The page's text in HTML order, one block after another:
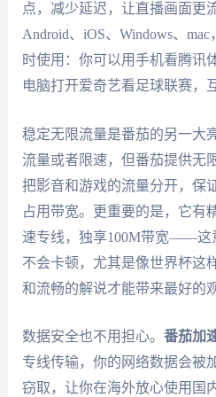
点，减少延迟，让直播画面更
Android、iOS、Windows、
时使用：你可以用手机看腾讯
电脑打开爱奇艺看足球联赛，
稳定无限流量是番茄的另一大
流量或者限速，但番茄提供无
把影音和游戏的流量分开，保
占用带宽。更重要的是，它有
速专线，独享100M带宽——这
不会卡顿，尤其是像世界杯这
和流畅的解说才能带来最好的
数据安全也不用担心。 番茄加
专线传输，你的网络数据会被
窃取，让你在海外放心使用国